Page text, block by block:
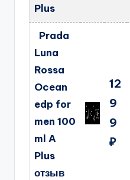
Plus
Prada
Luna
Rossa
Ocean
edp for
men 100
ml A
Plus
отзыв
12
9
9
₽